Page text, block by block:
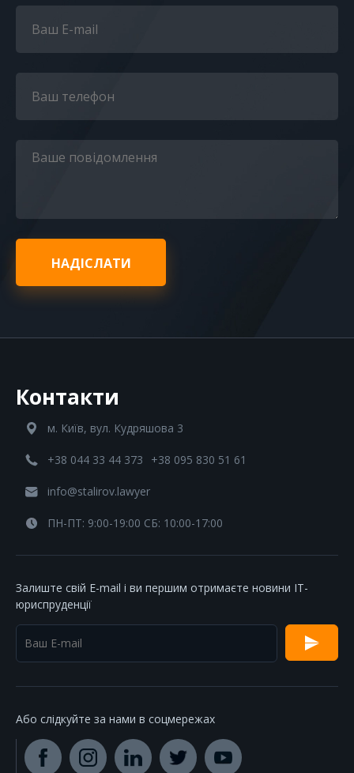
НАДІСЛАТИ
Контакти
м. Київ, вул. Кудряшова 3
+38 044 33 44 373 +38 095 830 51 61
info@stalirov.lawyer
ПН-ПТ: 9:00-19:00 СБ: 10:00-17:00
Залиште свій E-mail і ви першим отримаєте новини IT-
юриспруденції
Або слідкуйте за нами в соцмережах